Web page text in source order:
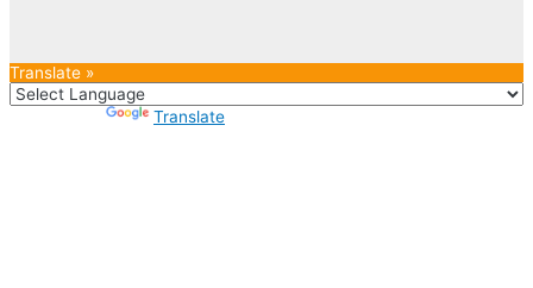
Translate »
Translate